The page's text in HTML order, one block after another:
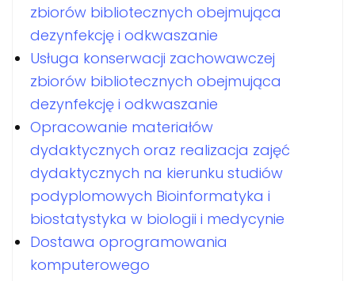
zbiorów bibliotecznych obejmująca
dezynfekcję i odkwaszanie
Usługa konserwacji zachowawczej
zbiorów bibliotecznych obejmująca
dezynfekcję i odkwaszanie
Opracowanie materiałów
dydaktycznych oraz realizacja zajęć
dydaktycznych na kierunku studiów
podyplomowych Bioinformatyka i
biostatystyka w biologii i medycynie
Dostawa oprogramowania
komputerowego